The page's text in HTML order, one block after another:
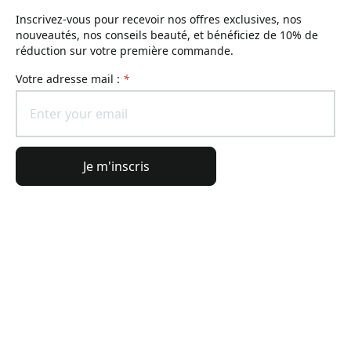
Inscrivez-vous pour recevoir nos offres exclusives, nos
nouveautés, nos conseils beauté, et bénéficiez de 10% de
réduction sur votre première commande.
Votre adresse mail : *
Je m'inscris